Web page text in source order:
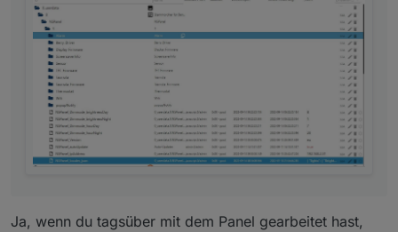
Ja, wenn du tagsüber mit dem Panel gearbeitet hast,